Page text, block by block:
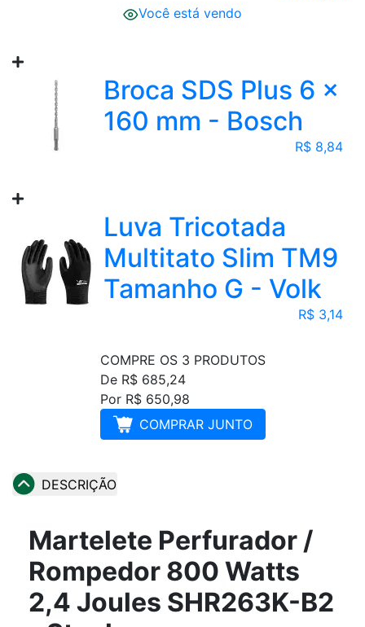
Você está vendo
Broca SDS Plus 6 x
160 mm - Bosch
R$ 8,84
Luva Tricotada
Multitato Slim TM9
Tamanho G - Volk
R$ 3,14
COMPRE OS 3 PRODUTOS
De R$ 685,24
Por R$ 650,98
COMPRAR JUNTO
DESCRIÇÃO
Martelete Perfurador /
Rompedor 800 Watts
2,4 Joules SHR263K-B2